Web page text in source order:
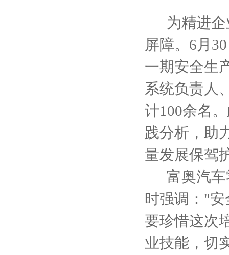
为精进
屏障。6月
一期安全生
系统负责人
计100余名
践分析，助
量发展保驾
富奥汽
时强调："
要珍惜这次
业技能，切